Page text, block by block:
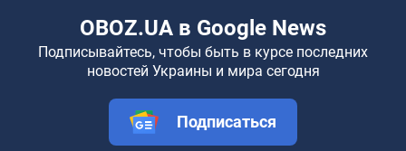
OBOZ.UA в Google News
Подписывайтесь, чтобы быть в курсе последних
новостей Украины и мира сегодня
Подписаться